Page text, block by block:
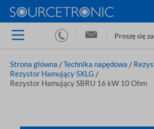
Proszę się
Strona główna /Technika napędowa /
Rezystor Hamujący SXLG /
Rezystor Hamujący SBRU 16 kW 10 Ohm